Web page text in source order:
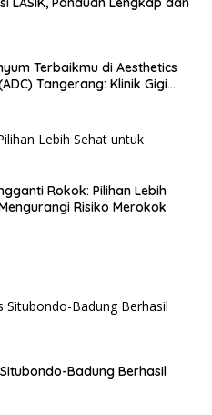
Terbaikmu di Aesthetics
Tangerang: Klinik Gigi
Rokok: Pilihan Lebih
Risiko Merokok
Badung Berhasil